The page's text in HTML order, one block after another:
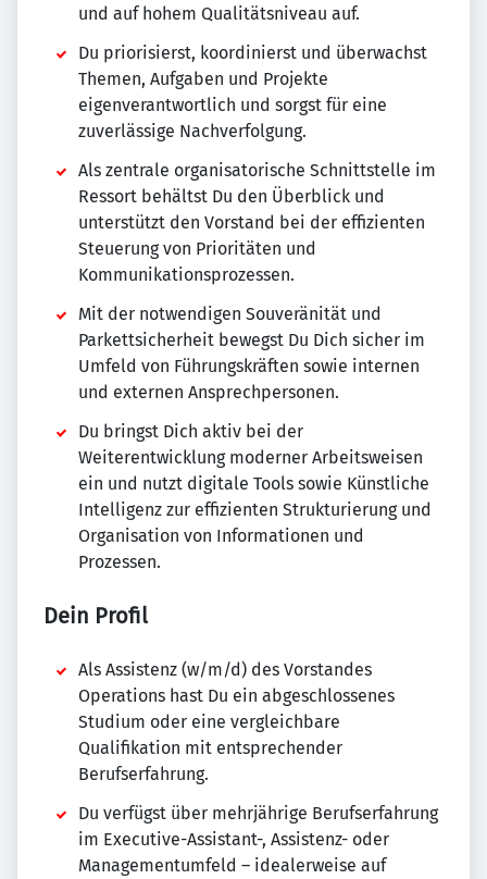
und auf hohem Qualitätsniveau auf.
Du priorisierst, koordinierst und überwachst
Themen, Aufgaben und Projekte
eigenverantwortlich und sorgst für eine
zuverlässige Nachverfolgung.
Als zentrale organisatorische Schnittstelle im
Ressort behältst Du den Überblick und
unterstützt den Vorstand bei der effizienten
Steuerung von Prioritäten und
Kommunikationsprozessen.
Mit der notwendigen Souveränität und
Parkettsicherheit bewegst Du Dich sicher im
Umfeld von Führungskräften sowie internen
und externen Ansprechpersonen.
Du bringst Dich aktiv bei der
Weiterentwicklung moderner Arbeitsweisen
ein und nutzt digitale Tools sowie Künstliche
Intelligenz zur effizienten Strukturierung und
Organisation von Informationen und
Prozessen.
Dein Profil
Als Assistenz (w/m/d) des Vorstandes
Operations hast Du ein abgeschlossenes
Studium oder eine vergleichbare
Qualifikation mit entsprechender
Berufserfahrung.
Du verfügst über mehrjährige Berufserfahrung
im Executive-Assistant-, Assistenz- oder
Managementumfeld – idealerweise auf